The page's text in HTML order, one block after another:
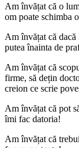
Am învățat că o
om poate schimba
Am învățat că dacă
putea înainta de
Am învățat că
firme, să dețin
creion ce scrie
Am învățat că pot
îmi fac datoria!
Am învățat că